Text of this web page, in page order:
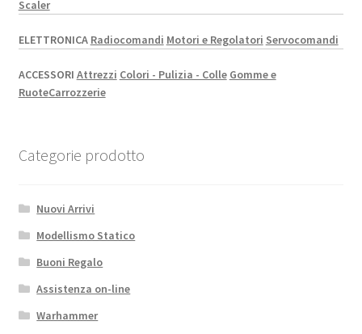
Scaler
ELETTRONICA Radiocomandi Motori e Regolatori Servocomandi
ACCESSORI Attrezzi Colori - Pulizia - Colle Gomme e
RuoteCarrozzerie
Categorie prodotto
Nuovi Arrivi
Modellismo Statico
Buoni Regalo
Assistenza on-line
Warhammer